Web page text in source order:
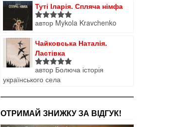
Туті Іларія. Спляча німфа
Оцінено в
автор Mykola Kravchenko
Чайковська Наталія.
Ластівка
Оцінено в
5з 5
автор Болюча історія
українського села
ОТРИМАЙ ЗНИЖКУ ЗА ВІДГУК!